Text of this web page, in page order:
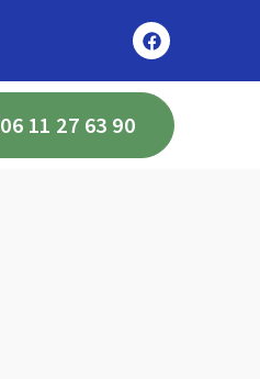
06 11 27 63 90